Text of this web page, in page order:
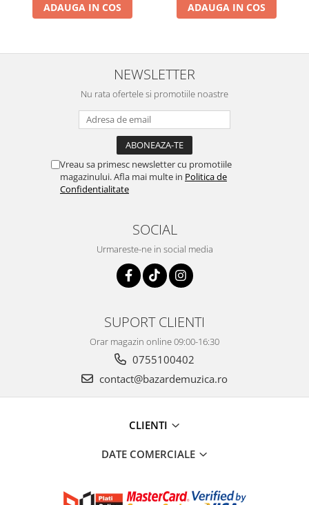
ADAUGA IN COS ADAUGA IN COS
NEWSLETTER
Nu rata ofertele si promotiile noastre
Vreau sa primesc newsletter cu promotiile
magazinului. Afla mai multe in Politica de
Confidentialitate
SOCIAL
Urmareste-ne in social media
SUPORT CLIENTI
Orar magazin online 09:00-16:30
0755100402
contact@bazardemuzica.ro
CLIENTI
DATE COMERCIALE